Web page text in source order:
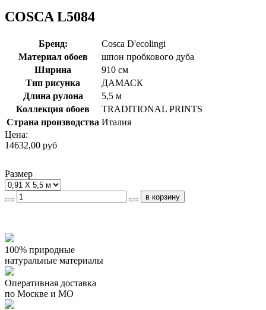
COSCA L5084
Бренд:
Cosca D'ecolingi
Материал обоев
шпон пробкового дуба
Ширина
910 см
Тип рисунка
ДАМАСК
Длина рулона
5,5 м
Коллекция обоев
TRADITIONAL PRINTS
Страна производства Италия
Цена:
14632,00 руб
Размер
100% природные
натуральные материалы
Оперативная доставка
по Москве и МО